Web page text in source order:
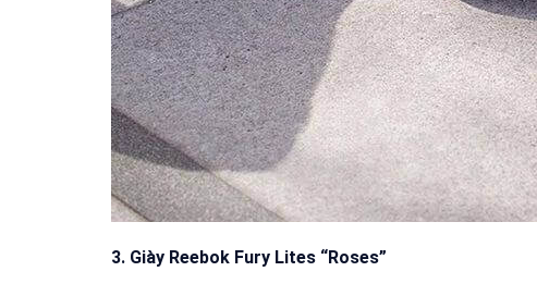
3. Giày Reebok Fury Lites “Roses”